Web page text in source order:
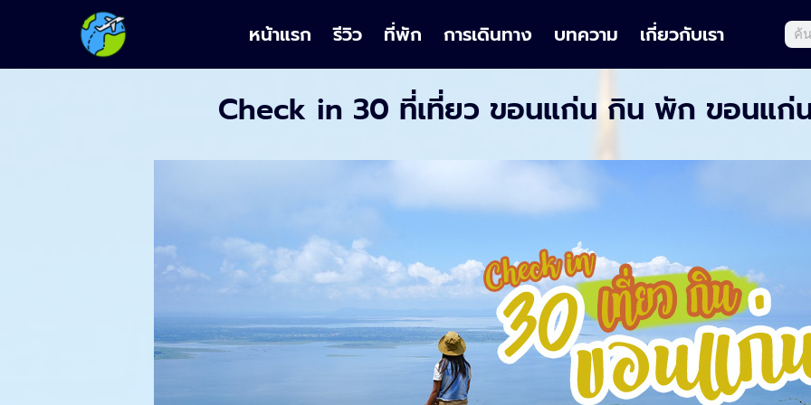
หน้าแรก รีวิว ที่พัก การเดินทาง บทความ เกี่ยวกับเรา
Check in 30 ที่เที่ยว ขอนแก่น กิน พัก ขอนแก่